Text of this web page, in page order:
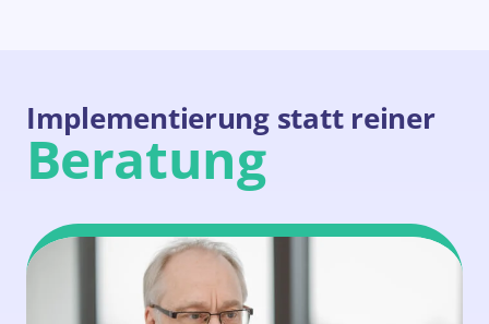
Implementierung statt reiner
Beratung